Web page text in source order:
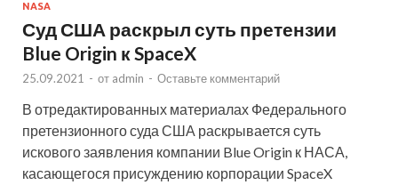
NASA
Суд США раскрыл суть претензии
Blue Origin к SpaceX
25.09.2021 - от admin - Оставьте комментарий
В отредактированных материалах Федерального
претензионного суда США раскрывается суть
искового заявления компании Blue Origin к НАСА,
касающегося присуждению корпорации SpaceX